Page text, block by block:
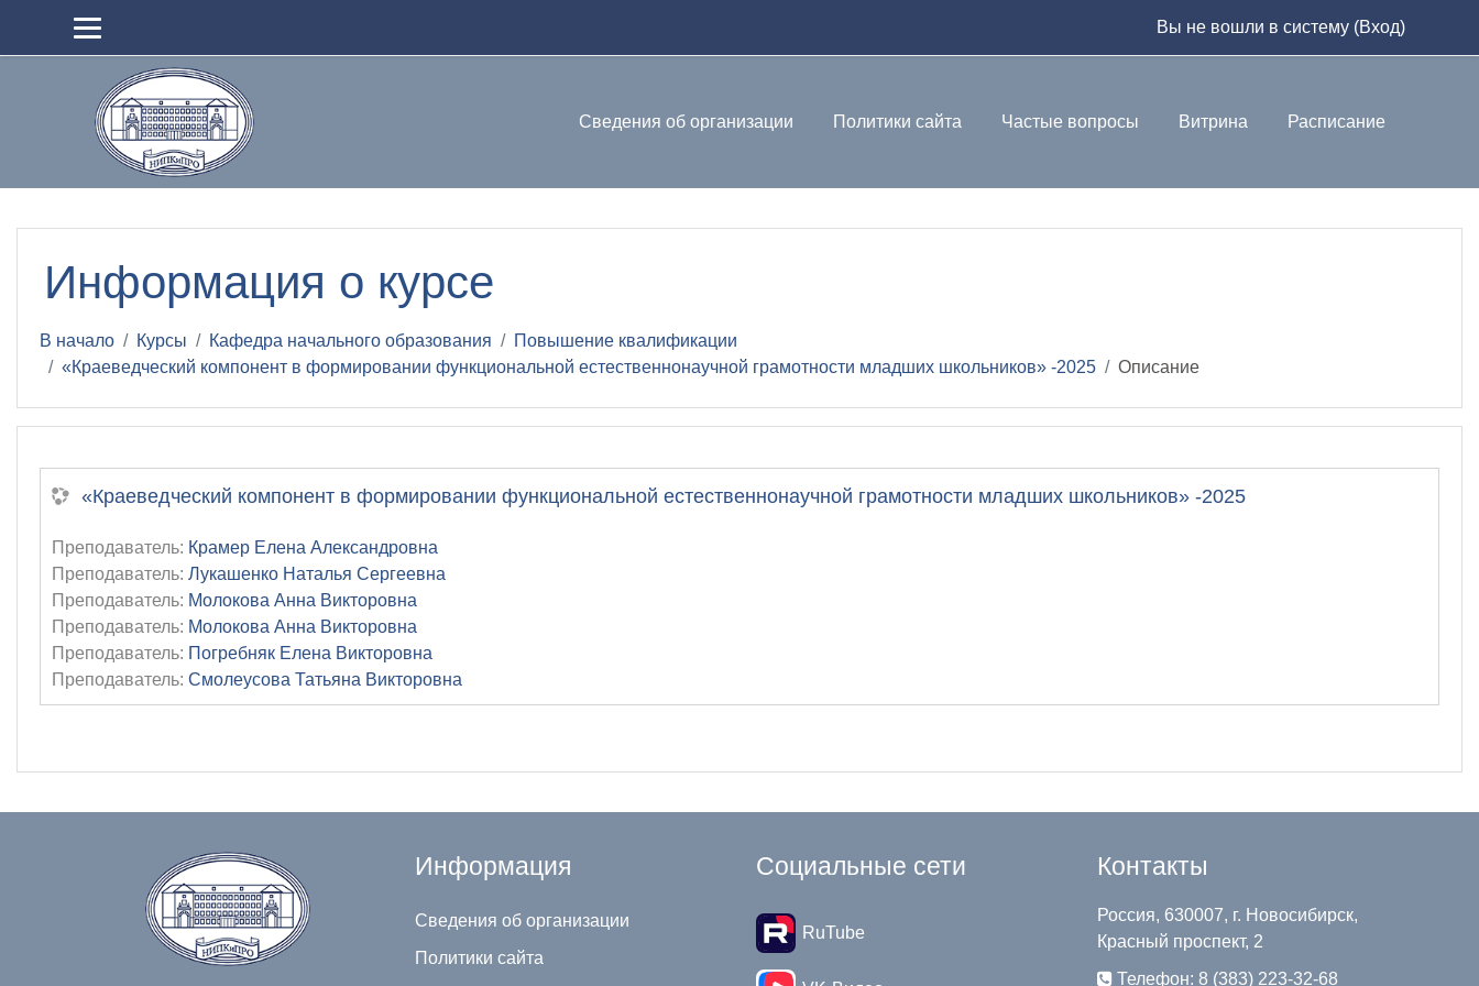
Вы не вошли в систему (Вход)
Сведения об организации Политики сайта Частые вопросы Витрина Расписание
Информация о курсе
В начало Курсы Кафедра начального образования
Повышение квалификации
«Краеведческий компонент в формировании функциональной естественнонаучной грамотности младших школьников» -2025
Описание
«Краеведческий компонент в формировании функциональной естественнонаучной грамотности младших школьников» -2025
Преподаватель: Крамер Елена Александровна
Преподаватель: Лукашенко Наталья Сергеевна
Преподаватель: Молокова Анна Викторовна
Преподаватель: Молокова Анна Викторовна
Преподаватель: Погребняк Елена Викторовна
Преподаватель: Смолеусова Татьяна Викторовна
Информация
Сведения об организации
Политики сайта
Социальные сети
RuTube
Контакты
Россия, 630007, г. Новосибирск,
Красный проспект, 2
Телефон: 8 (383) 223-32-68